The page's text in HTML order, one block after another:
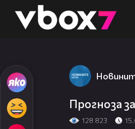
👾
Прогноза
128 823